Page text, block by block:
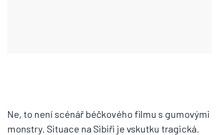
Ne, to není scénář béčkového filmu s gumovými
monstry. Situace na Sibiři je vskutku tragická.